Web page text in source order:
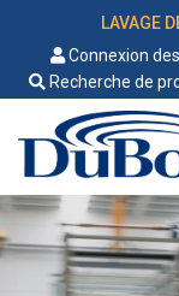
Connexion
Recherche de